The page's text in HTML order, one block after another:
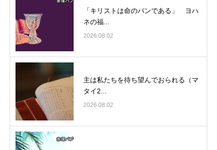
「キリストは命のパンである」 ヨハ
ネの福...
2026.08.02
主は私たちを待ち望んでおられる（マ
タイ2...
2026.08.02